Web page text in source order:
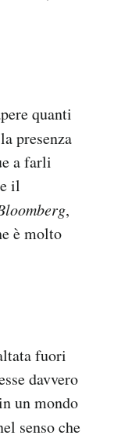
quanti
presenza
a farli
il
,
è molto
fuori
davvero
un mondo
senso che